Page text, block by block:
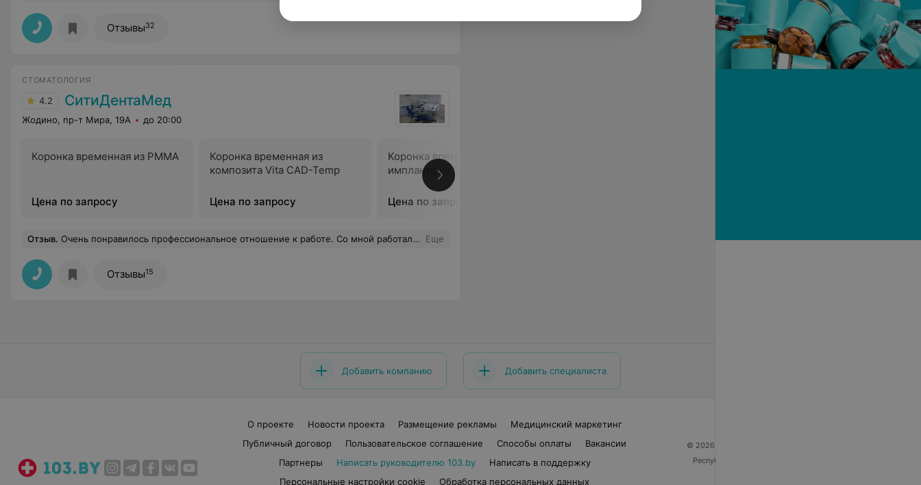
Отзывы32
СТОМАТОЛОГИЯ
4.2 СитиДентаМед
Жодино, пр-т Мира, 19А до 20:00
Коронка временная из PMMA
Цена по запросу
Коронка временная из
композита Vita CAD-Temp
Цена по запросу
Коронка временная на
импланте из PMMA
Цена по запросу
Отзыв. Очень понравилось профессиональное отношение к работе. Со мной работал хирург - кандидат медицинских наук. Используют современные технологии и материалы. Рекомендую. Еще
Отзывы15
Добавить компанию Добавить специалиста
О проекте Новости проекта Размещение рекламы
Медицинский маркетинг
Публичный договор
Пользовательское соглашение Способы оплаты
Вакансии
Партнеры
Написать руководителю 103.by
Написать в поддержку
Персональные настройки cookie
Обработка персональных данных
© 2026 ООО «Артокс Лаб», УНП 191700409
Республика Беларусь, г. Минск, улица Толбухина, 2,